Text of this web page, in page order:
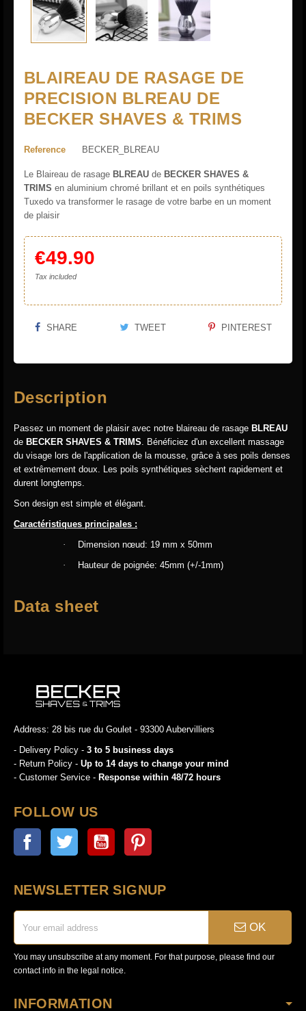
BLAIREAU DE RASAGE DE
PRECISION BLREAU DE
BECKER SHAVES & TRIMS
Reference BECKER_BLREAU
Le Blaireau de rasage BLREAU de BECKER SHAVES &
TRIMS en aluminium chromé brillant et en poils synthétiques
Tuxedo va transformer le rasage de votre barbe en un moment
de plaisir
€49.90
Tax included
SHARE TWEET PINTEREST
Description
Passez un moment de plaisir avec notre blaireau de rasage BLREAU
de BECKER SHAVES & TRIMS. Bénéficiez d'un excellent massage
du visage lors de l'application de la mousse, grâce à ses poils denses
et extrêmement doux. Les poils synthétiques sèchent rapidement et
durent longtemps.
Son design est simple et élégant.
Caractéristiques principales :
·
Dimension nœud: 19 mm x 50mm
·
Hauteur de poignée: 45mm (+/-1mm)
Data sheet
Address: 28 bis rue du Goulet - 93300 Aubervilliers
- Delivery Policy - 3 to 5 business days
- Return Policy - Up to 14 days to change your mind
- Customer Service - Response within 48/72 hours
FOLLOW US
Facebook Twitter YouTube
NEWSLETTER SIGNUP
OK
You may unsubscribe at any moment. For that purpose, please find our
contact info in the legal notice.
INFORMATION